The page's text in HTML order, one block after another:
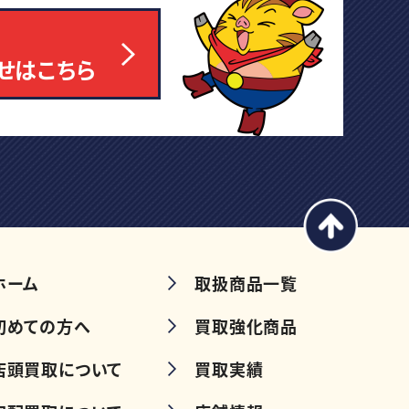
はこちら
ーム
めての方へ
頭買取について
取扱商品一覧
買取強化商品
買取実績